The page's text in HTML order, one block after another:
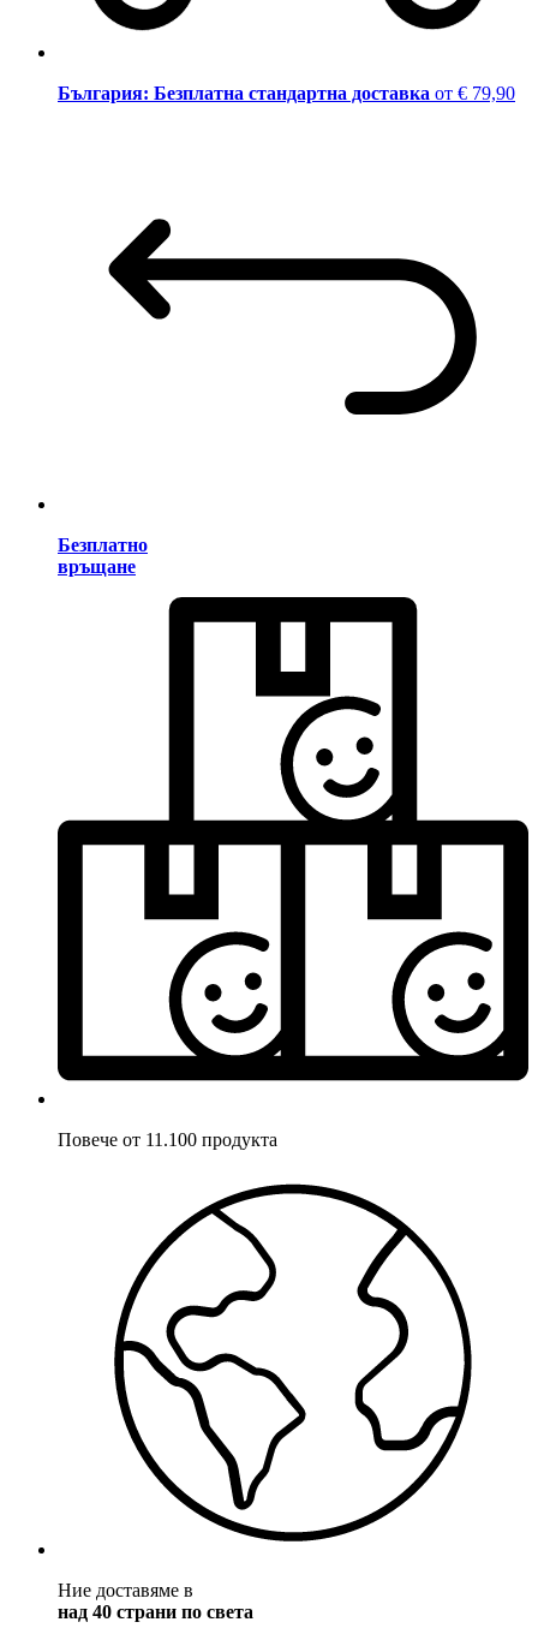
България: Безплатна стандартна доставка от € 79,90
Безплатно
връщане
Повече от 11.100 продукта
Ние доставяме в
над 40 страни по света